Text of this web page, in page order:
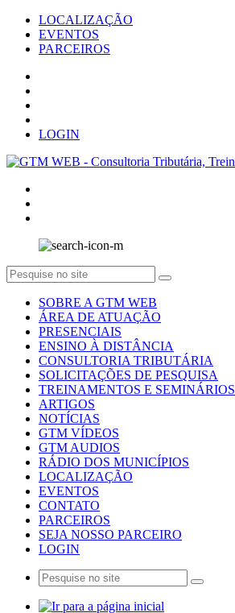
LOCALIZAÇÃO
EVENTOS
PARCEIROS
LOGIN
SOBRE A GTM WEB
ÁREA DE ATUAÇÃO
PRESENCIAIS
ENSINO À DISTÂNCIA
CONSULTORIA TRIBUTÁRIA
SOLICITAÇÕES DE PESQUISA
TREINAMENTOS E SEMINÁRIOS
ARTIGOS
NOTÍCIAS
GTM VÍDEOS
GTM AUDIOS
RÁDIO DOS MUNICÍPIOS
LOCALIZAÇÃO
EVENTOS
CONTATO
PARCEIROS
SEJA NOSSO PARCEIRO
LOGIN